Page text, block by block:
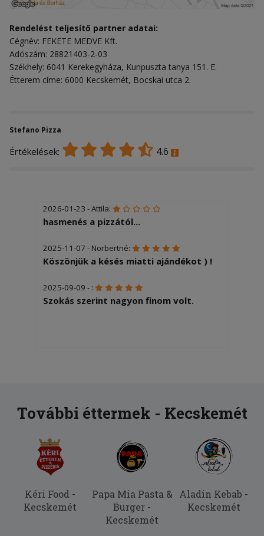
Rendelést teljesítő partner adatai:
Cégnév: FEKETE MEDVE Kft.
Adószám: 28821403-2-03
Székhely: 6041 Kerekegyháza, Kunpuszta tanya 151. E.
Étterem címe: 6000 Kecskemét, Bocskai utca 2.
Stefano Pizza
Értékelések: 4.6
2026-01-23 - Attila:
hasmenés a pizzától...
2025-11-07 - Norbertné:
Köszönjük a késés miatti ajándékot ) !
2025-09-09 - :
Szokás szerint nagyon finom volt.
További éttermek - Kecskemét
Kéri Food -
Kecskemét
Papa Mia Pasta &
Burger -
Kecskemét
Aladin Kebab -
Kecskemét